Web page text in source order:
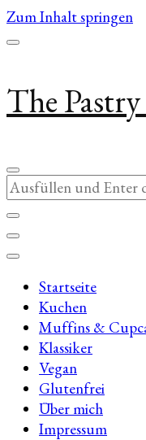
Zum Inhalt springen
The
Suchst
du
nach
etwas?
Startseite
Kuchen
Muffins &
Klassiker
Vegan
Glutenfrei
Über mich
Impressum